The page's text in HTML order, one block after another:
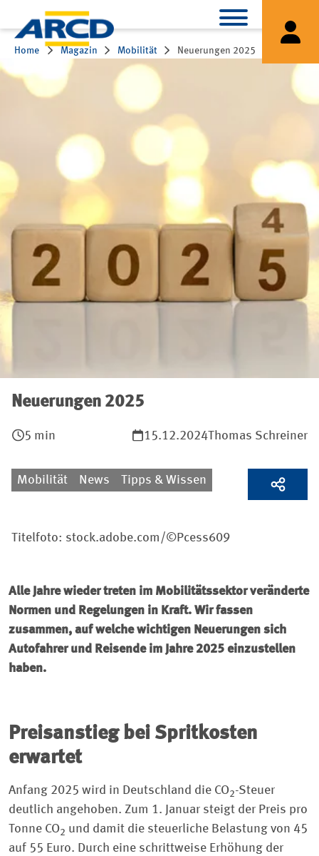
Home Magazin Mobilität Neuerungen 2025
Neuerungen 2025
5 min 15.12.2024Thomas Schreiner
Mobilität News Tipps & Wissen
Titelfoto: stock.adobe.com/©Pcess609
Alle Jahre wieder treten im Mobilitätssektor veränderte
Normen und Regelungen in Kraft. Wir fassen
zusammen, auf welche wichtigen Neuerungen sich
Autofahrer und Reisende im Jahre 2025 einzustellen
haben.
Preisanstieg bei Spritkosten
erwartet
Anfang 2025 wird in Deutschland die CO2-Steuer
deutlich angehoben. Zum 1. Januar steigt der Preis pro
Tonne CO2 und damit die steuerliche Belastung von 45
auf 55 Euro. Durch eine schrittweise Erhöhung der